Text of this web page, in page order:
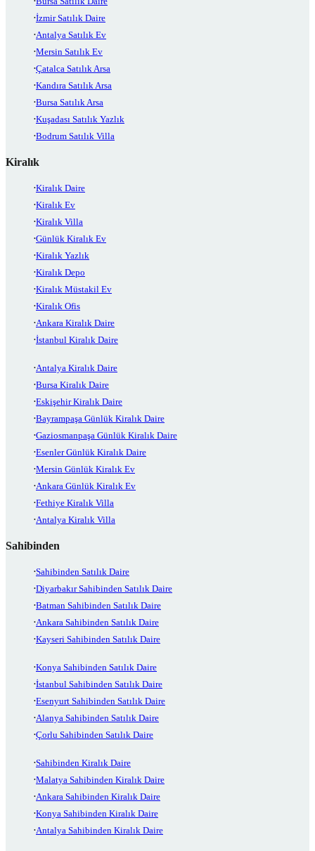
İzmir Satılık Daire
Antalya Satılık Ev
Mersin Satılık Ev
Çatalca Satılık Arsa
Kandıra Satılık Arsa
Bursa Satılık Arsa
Kuşadası Satılık Yazlık
Bodrum Satılık Villa
Kiralık
Kiralık Daire
Kiralık Ev
Kiralık Villa
Günlük Kiralık Ev
Kiralık Yazlık
Kiralık Depo
Kiralık Müstakil Ev
Kiralık Ofis
Ankara Kiralık Daire
İstanbul Kiralık Daire
Antalya Kiralık Daire
Bursa Kiralık Daire
Eskişehir Kiralık Daire
Bayrampaşa Günlük Kiralık Daire
Gaziosmanpaşa Günlük Kiralık Daire
Esenler Günlük Kiralık Daire
Mersin Günlük Kiralık Ev
Ankara Günlük Kiralık Ev
Fethiye Kiralık Villa
Antalya Kiralık Villa
Sahibinden
Sahibinden Satılık Daire
Diyarbakır Sahibinden Satılık Daire
Batman Sahibinden Satılık Daire
Ankara Sahibinden Satılık Daire
Kayseri Sahibinden Satılık Daire
Konya Sahibinden Satılık Daire
İstanbul Sahibinden Satılık Daire
Esenyurt Sahibinden Satılık Daire
Alanya Sahibinden Satılık Daire
Çorlu Sahibinden Satılık Daire
Sahibinden Kiralık Daire
Malatya Sahibinden Kiralık Daire
Ankara Sahibinden Kiralık Daire
Konya Sahibinden Kiralık Daire
Antalya Sahibinden Kiralık Daire